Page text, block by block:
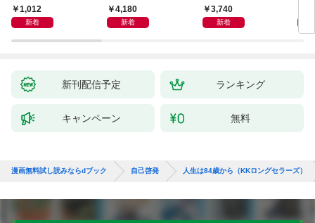
1,012
新着
4,180
新着
3,740
新着
新刊配信予定 ランキング
キャンペーン 無料
漫画無料試し読みならdブック 自己啓発 人生は84歳から（KKロングセラーズ）